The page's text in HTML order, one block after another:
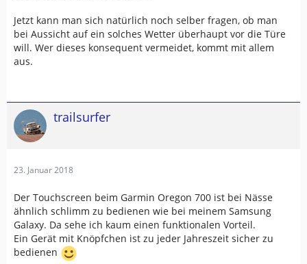
Jetzt kann man sich natürlich noch selber fragen, ob man
bei Aussicht auf ein solches Wetter überhaupt vor die Türe
will. Wer dieses konsequent vermeidet, kommt mit allem
aus.
trailsurfer
23. Januar 2018
Der Touchscreen beim Garmin Oregon 700 ist bei Nässe
ähnlich schlimm zu bedienen wie bei meinem Samsung
Galaxy. Da sehe ich kaum einen funktionalen Vorteil.
Ein Gerät mit Knöpfchen ist zu jeder Jahreszeit sicher zu
bedienen